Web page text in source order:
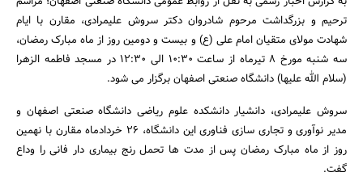
بانک، بیمه و سرمایه
مسکن و ساختمان
ترحیم و بزرگداشت مرحوم شادروان دکتر سروش علیمرادی، مقارن با ایام
شهادت مولای متقیان امام علی (ع) و بیست و دومین روز از ماه مبارک رمضان،
سه شنبه مورخ 8 تیرماه از ساعت 10:30 الی 12:30 در مسجد فاطمه الزهرا
(سلام الله علیها) دانشگاه صنعتی اصفهان برگزار می شود.
سروش علیمرادی، دانشیار دانشکده علوم ریاضی دانشگاه صنعتی اصفهان و
مدیر نوآوری و تجاری سازی فناوری این دانشگاه، 26 خردادماه مقارن با نهمین
روز از ماه مبارک رمضان پس از مدت ها تحمل رنج بیماری دار فانی را وداع
گفت.